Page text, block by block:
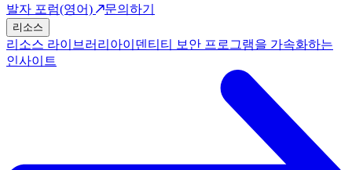
발자 포럼(영어)
문의하기
리소스
리소스 라이브러리 아이덴티티 보안 프로그램을 가속화하는
인사이트